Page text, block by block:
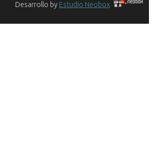
Desarrollo by Estudio Neobox